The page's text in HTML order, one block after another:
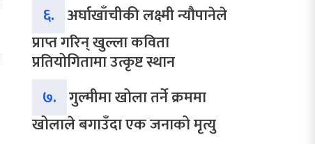
६. अर्घाखाँचीकी लक्ष्मी न्यौपानेले
प्राप्त गरिन् खुल्ला कविता
प्रतियोगितामा उत्कृष्ट स्थान
७. गुल्मीमा खोला तर्ने क्रममा
खोलाले बगाउँदा एक जनाको मृत्यु